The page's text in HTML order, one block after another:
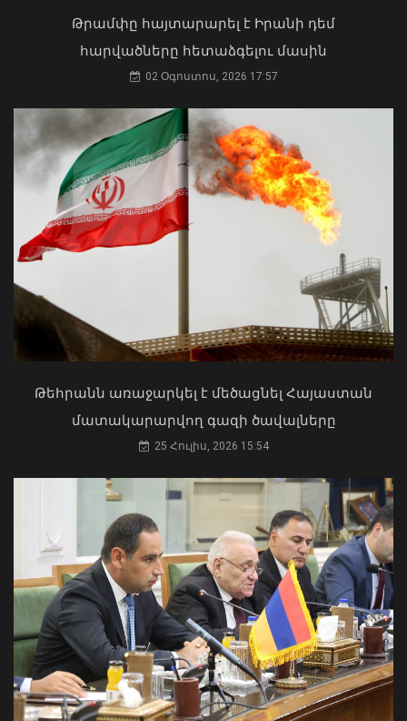
Հայաստանում էբոլայի
ներթափանցման վտանգը ցածր է․
ներկայացվել է միջազգային
իրավիճակը
07 Օգոստոս, 2026 15:33
«Ուժեղ Հայաստան» խմբակցությունը
լքեց Ազգային ժողովի դահլիճը
07 Օգոստոս, 2026 15:31
Մկրտության արարողությունից հետո
Արտաշատում 14 մարդ թունավորման
ախտանիշներով դիմել է ԲԿ. ՀՎԿԱԿ
02 Օգոստոս, 2026 15:06
«Ուժեղ Հայաստան»-ը դեմ է
քվեարկելու ԱԺ նախագահի
պաշտոնում Ռուբեն Ռուբինյանի
Թրամփը հայտարարել է Իրանի դեմ
հարվածները հետաձգելու մասին
02 Օգոստոս, 2026 17:57
Թեհրանն առաջարկել է մեծացնել Հայաստան
մատակարարվող գազի ծավալները
25 Հուլիս, 2026 15:54